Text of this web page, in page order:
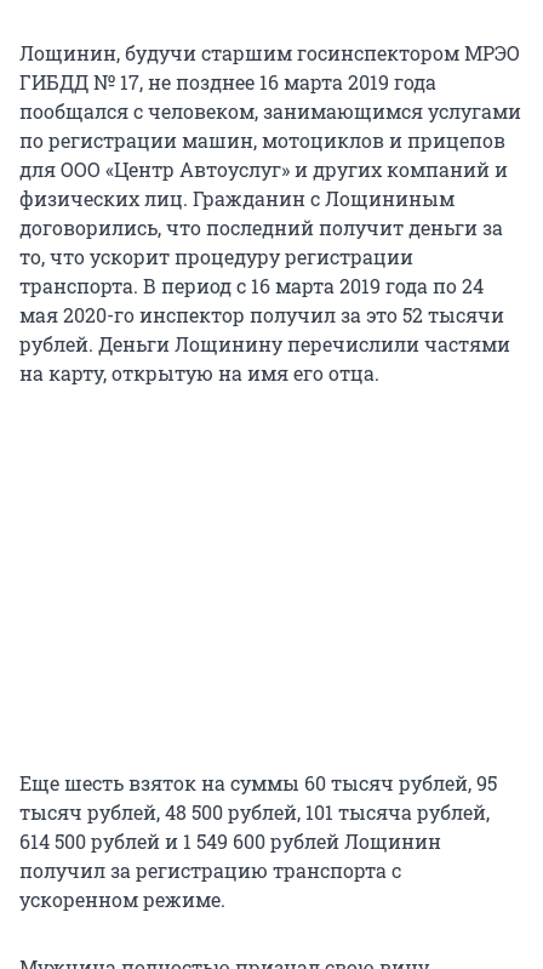
Лощинин, будучи старшим госинспектором МРЭО
ГИБДД № 17, не позднее 16 марта 2019 года
пообщался с человеком, занимающимся услугами
по регистрации машин, мотоциклов и прицепов
для ООО «Центр Автоуслуг» и других компаний и
физических лиц. Гражданин с Лощининым
договорились, что последний получит деньги за
то, что ускорит процедуру регистрации
транспорта. В период с 16 марта 2019 года по 24
мая 2020-го инспектор получил за это 52 тысячи
рублей. Деньги Лощинину перечислили частями
на карту, открытую на имя его отца.
Еще шесть взяток на суммы 60 тысяч рублей, 95
тысяч рублей, 48 500 рублей, 101 тысяча рублей,
614 500 рублей и 1 549 600 рублей Лощинин
получил за регистрацию транспорта с
ускоренном режиме.